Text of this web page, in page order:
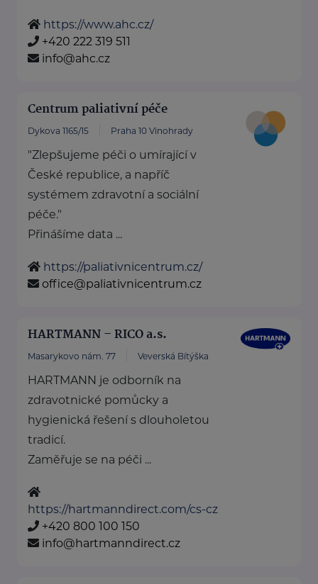
https://www.ahc.cz/
+420 222 319 511
info@ahc.cz
Centrum paliativní péče
Dykova 1165/15 Praha 10 Vinohrady
"Zlepšujeme péči o umírající v
České republice, a napříč
systémem zdravotní a sociální
péče."
Přinášíme data ...
https://paliativnicentrum.cz/
office@paliativnicentrum.cz
HARTMANN – RICO a.s.
Masarykovo nám. 77 Veverská Bítýška
HARTMANN je odborník na
zdravotnické pomůcky a
hygienická řešení s dlouholetou
tradicí.
Zaměřuje se na péči ...
https://hartmanndirect.com/cs-cz
+420 800 100 150
info@hartmanndirect.cz